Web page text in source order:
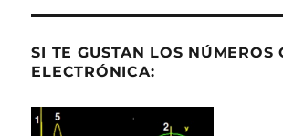
SI TE GUSTAN LOS NÚMEROS
ELECTRÓNICA: